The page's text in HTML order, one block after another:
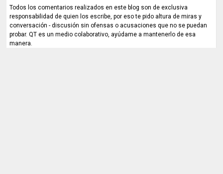
Todos los comentarios realizados en este blog son de exclusiva
responsabilidad de quien los escribe, por eso te pido altura de miras y
conversación - discusión sin ofensas o acusaciones que no se puedan
probar. QT es un medio colaborativo, ayúdame a mantenerlo de esa
manera.